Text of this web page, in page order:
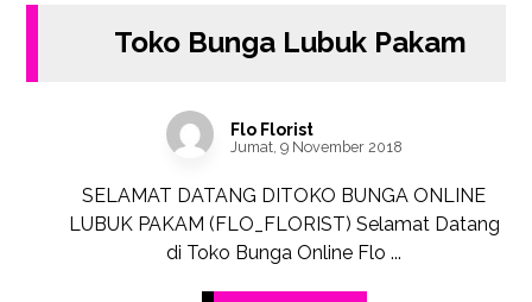
Toko Bunga Lubuk Pakam
Flo Florist
Jumat, 9 November 2018
SELAMAT DATANG DITOKO BUNGA ONLINE
LUBUK PAKAM (FLO_FLORIST) Selamat Datang
di Toko Bunga Online Flo ...